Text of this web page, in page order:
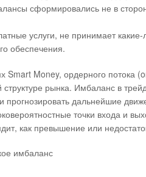
сформировались не в
услуги, не принимает
обеспечения.
Smart Money, ордерного
структуре рынка. Имбаланс в
дальнейшие
точки входа и
как превышение или